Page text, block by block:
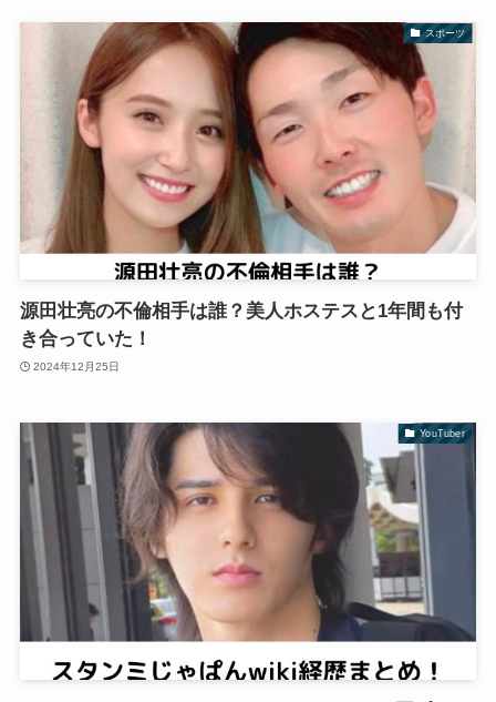
スポーツ
源田壮亮の不倫相手は誰？美人ホステスと1年間も付
き合っていた！
2024年12月25日
YouTuber